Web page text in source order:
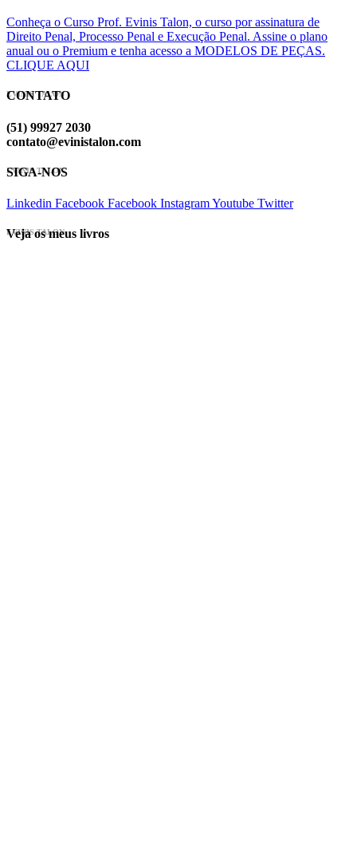
Conheça o Curso Prof. Evinis Talon, o curso por assinatura de
Direito Penal, Processo Penal e Execução Penal. Assine o plano
anual ou o Premium e tenha acesso a MODELOS DE PEÇAS.
CLIQUE AQUI
EVINIS TALON
CONTATO
(51) 99927 2030
contato@evinistalon.com
EVINIS TALON
SIGA-NOS
Linkedin Facebook Facebook InstagramYoutube Twitter
EVINIS TALON
Veja os meus livros